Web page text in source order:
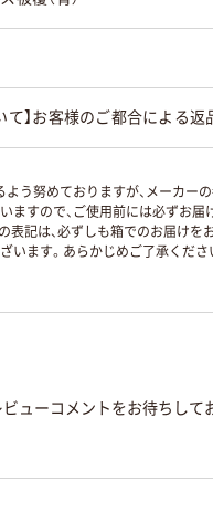
て】お客様のご都合による返
努めておりますが、メーカーの
すので、ご使用前には必ずお
表記は、必ずしも箱でのお届け
ます。あらかじめご了承くださ
ューコメントをお待ちして